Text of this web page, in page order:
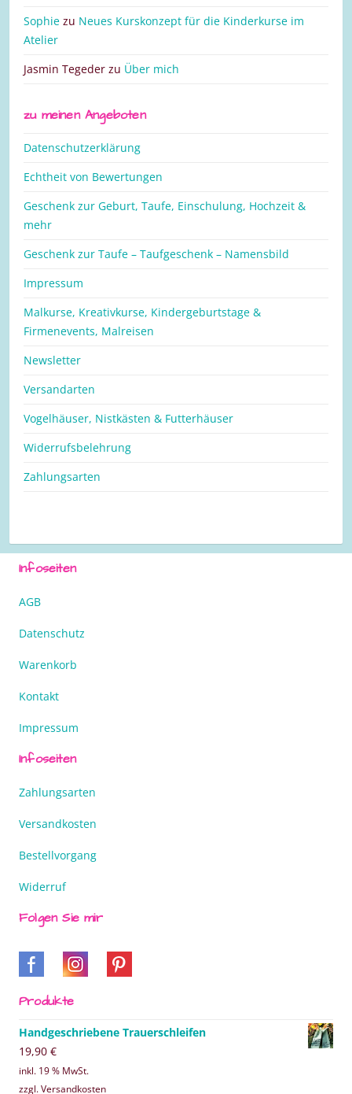
Sophie zu Neues Kurskonzept für die Kinderkurse im
Atelier
Jasmin Tegeder zu Über mich
zu meinen Angeboten
Datenschutzerklärung
Echtheit von Bewertungen
Geschenk zur Geburt, Taufe, Einschulung, Hochzeit &
mehr
Geschenk zur Taufe – Taufgeschenk – Namensbild
Impressum
Malkurse, Kreativkurse, Kindergeburtstage &
Firmenevents, Malreisen
Newsletter
Versandarten
Vogelhäuser, Nistkästen & Futterhäuser
Widerrufsbelehrung
Zahlungsarten
Infoseiten
AGB
Datenschutz
Warenkorb
Kontakt
Impressum
Infoseiten
Zahlungsarten
Versandkosten
Bestellvorgang
Widerruf
Folgen Sie mir
Produkte
Handgeschriebene Trauerschleifen
19,90 €
inkl. 19 % MwSt.
zzgl. Versandkosten